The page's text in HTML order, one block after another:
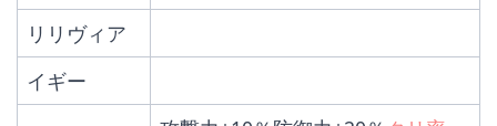
リリヴィア
イギー